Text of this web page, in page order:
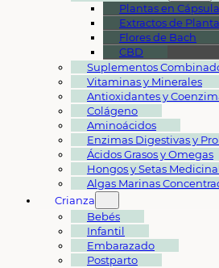
Plantas en
Extractos de
Flores de Bach
CBD
Suplementos
Vitaminas y Minerales
Antioxidantes y
Colágeno
Aminoácidos
Enzimas Digestivas y
Ácidos Grasos y Omegas
Hongos y Setas
Algas Marinas
Crianza
Bebés
Infantil
Embarazado
Postparto